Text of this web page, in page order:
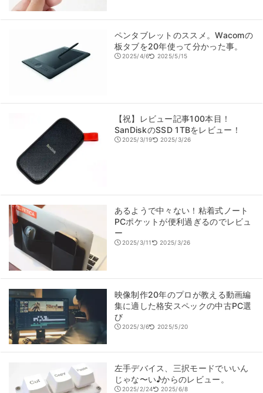
ペンタブレットのススメ。Wacomの
板タブを20年使って分かった事。
2025/4/6 2025/5/15
【祝】レビュー記事100本目！
SanDiskのSSD 1TBをレビュー！
2025/3/19 2025/3/26
あるようで中々ない！粘着式ノート
PCポケットが便利過ぎるのでレビュ
ー
2025/3/11 2025/3/26
映像制作20年のプロが教える動画編
集に適した格安スペックの中古PC選
び
2025/3/6 2025/5/20
左手デバイス、三択モードでいいん
じゃな〜い♪からのレビュー。
2025/2/24 2025/6/8